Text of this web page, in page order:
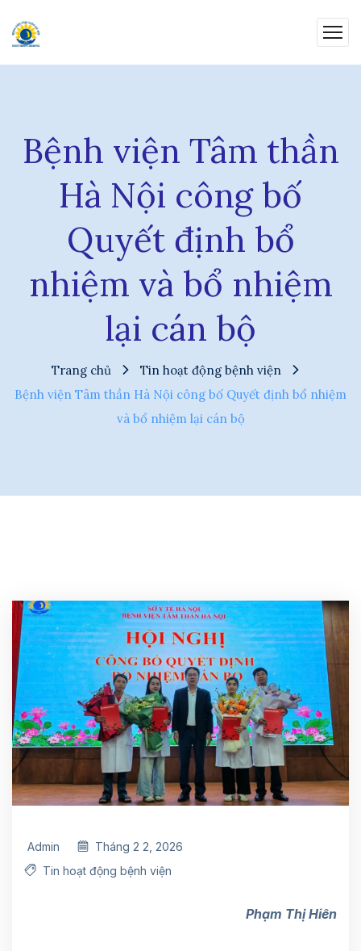
Bệnh viện Tâm thần
Hà Nội công bố
Quyết định bổ
nhiệm và bổ nhiệm
lại cán bộ
Trang chủ
Tin hoạt động bệnh viện
Bệnh viện Tâm thần Hà Nội công bố Quyết định bổ nhiệm
và bổ nhiệm lại cán bộ
Admin
Tháng 2 2, 2026
Tin hoạt động bệnh viện
Phạm Thị Hiên